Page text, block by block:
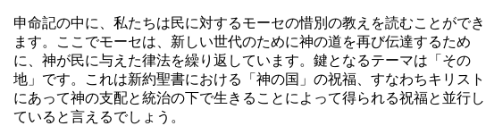
申命記の中に、私たちは民に対するモーセの惜別の教えを読むことができ
ます。ここでモーセは、新しい世代のために神の道を再び伝達するため
に、神が民に与えた律法を繰り返しています。鍵となるテーマは「その
地」です。これは新約聖書における「神の国」の祝福、すなわちキリスト
にあって神の支配と統治の下で生きることによって得られる祝福と並行し
ていると言えるでしょう。